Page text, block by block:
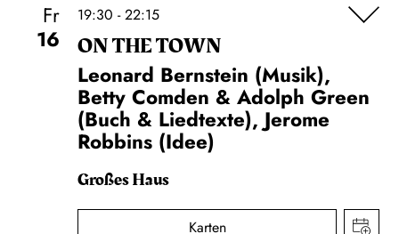
Fr
16
19:30 - 22:15
ON THE TOWN
Leonard Bernstein (Musik),
Betty Comden & Adolph Green
(Buch & Liedtexte), Jerome
Robbins (Idee)
Großes Haus
Karten